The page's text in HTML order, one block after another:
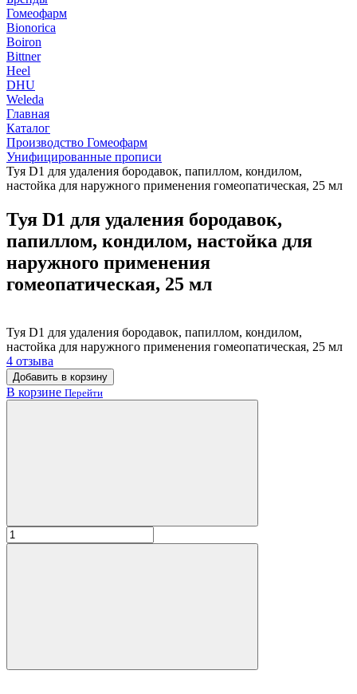
Гомеофарм
Bionorica
Boiron
Bittner
Heel
DHU
Weleda
Главная
Каталог
Производство Гомеофарм
Унифицированные прописи
Туя D1 для удаления бородавок, папиллом, кондилом,
настойка для наружного применения гомеопатическая, 25 мл
Туя D1 для удаления бородавок,
папиллом, кондилом, настойка для
наружного применения
гомеопатическая, 25 мл
Туя D1 для удаления бородавок, папиллом, кондилом,
настойка для наружного применения гомеопатическая, 25 мл
4 отзыва
Добавить в корзину
В корзине Перейти